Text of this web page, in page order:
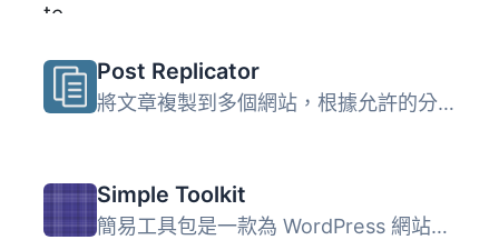
Post Replicator
將文章複製到多個網站，根據允許的分類進行複製，需要在「複...
Simple Toolkit
簡易工具包是一款為 WordPress 網站提供簡單有用工具的外掛程...